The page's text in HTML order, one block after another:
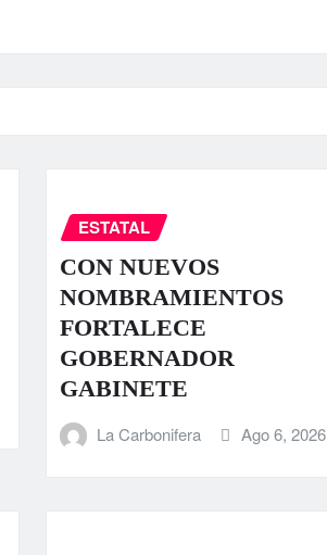
ESTATAL
CON NUEVOS
NOMBRAMIENTOS
FORTALECE
GOBERNADOR
GABINETE
La Carbonifera Ago 6, 2026